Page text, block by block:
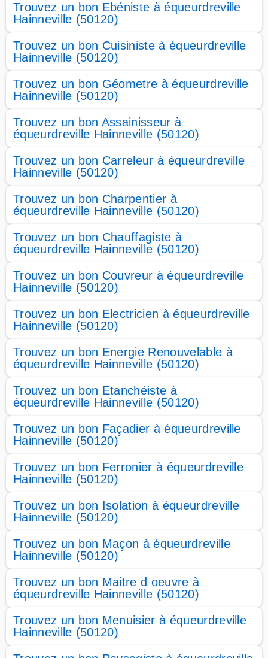
Trouvez un bon Ebéniste à équeurdreville
Hainneville (50120)
Trouvez un bon Cuisiniste à équeurdreville
Hainneville (50120)
Trouvez un bon Géometre à équeurdreville
Hainneville (50120)
Trouvez un bon Assainisseur à
équeurdreville Hainneville (50120)
Trouvez un bon Carreleur à équeurdreville
Hainneville (50120)
Trouvez un bon Charpentier à
équeurdreville Hainneville (50120)
Trouvez un bon Chauffagiste à
équeurdreville Hainneville (50120)
Trouvez un bon Couvreur à équeurdreville
Hainneville (50120)
Trouvez un bon Electricien à équeurdreville
Hainneville (50120)
Trouvez un bon Energie Renouvelable à
équeurdreville Hainneville (50120)
Trouvez un bon Etanchéiste à
équeurdreville Hainneville (50120)
Trouvez un bon Façadier à équeurdreville
Hainneville (50120)
Trouvez un bon Ferronier à équeurdreville
Hainneville (50120)
Trouvez un bon Isolation à équeurdreville
Hainneville (50120)
Trouvez un bon Maçon à équeurdreville
Hainneville (50120)
Trouvez un bon Maitre d oeuvre à
équeurdreville Hainneville (50120)
Trouvez un bon Menuisier à équeurdreville
Hainneville (50120)